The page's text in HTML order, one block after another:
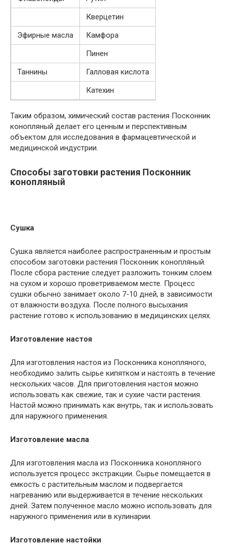
Кверцетин
Эфирные масла
Камфора
Пинен
Таннины
Галловая кислота
Катехин
Таким образом, химический состав растения Посконник
конопляный делает его ценным и перспективным
объектом для исследования в фармацевтической и
медицинской индустрии.
Способы заготовки растения Посконник
конопляный
Сушка
Сушка является наиболее распространенным и простым
способом заготовки растения Посконник конопляный.
После сбора растение следует разложить тонким слоем
на сухом и хорошо проветриваемом месте. Процесс
сушки обычно занимает около 7-10 дней, в зависимости
от влажности воздуха. После полного высыхания
растение готово к использованию в медицинских целях.
Изготовление настоя
Для изготовления настоя из Посконника конопляного,
необходимо залить сырье кипятком и настоять в течение
нескольких часов. Для приготовления настоя можно
использовать как свежие, так и сухие части растения.
Настой можно принимать как внутрь, так и использовать
для наружного применения.
Изготовление масла
Для изготовления масла из Посконника конопляного
используется процесс экстракции. Сырье помещается в
емкость с растительным маслом и подвергается
нагреванию или выдерживается в течение нескольких
дней. Затем полученное масло можно использовать для
наружного применения или в кулинарии.
Изготовление настойки